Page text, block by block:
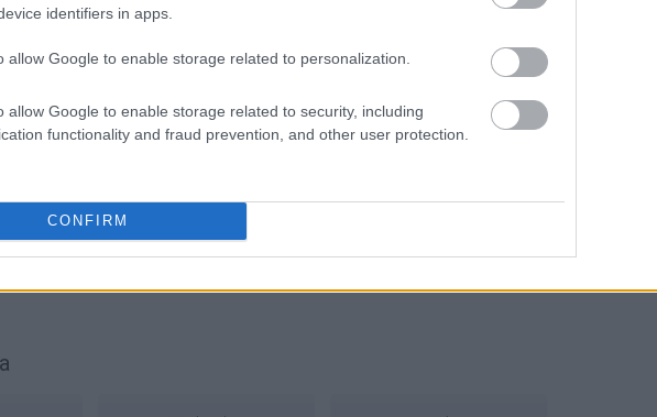
identifiers in apps.
allow Google to enable storage related to personalization.
allow Google to enable storage related to security, including
functionality and fraud prevention, and other user protection.
CONFIRM
zżera